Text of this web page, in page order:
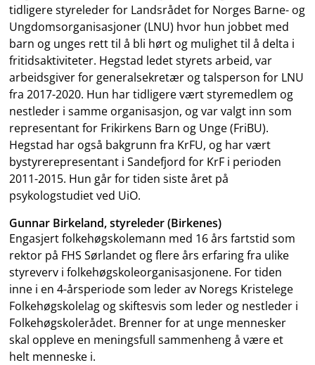
tidligere styreleder for Landsrådet for Norges Barne- og
Ungdomsorganisasjoner (LNU) hvor hun jobbet med
barn og unges rett til å bli hørt og mulighet til å delta i
fritidsaktiviteter. Hegstad ledet styrets arbeid, var
arbeidsgiver for generalsekretær og talsperson for LNU
fra 2017-2020. Hun har tidligere vært styremedlem og
nestleder i samme organisasjon, og var valgt inn som
representant for Frikirkens Barn og Unge (FriBU).
Hegstad har også bakgrunn fra KrFU, og har vært
bystyrerepresentant i Sandefjord for KrF i perioden
2011-2015. Hun går for tiden siste året på
psykologstudiet ved UiO.
Gunnar Birkeland, styreleder (Birkenes)
Engasjert folkehøgskolemann med 16 års fartstid som
rektor på FHS Sørlandet og flere års erfaring fra ulike
styreverv i folkehøgskoleorganisasjonene. For tiden
inne i en 4-årsperiode som leder av Noregs Kristelege
Folkehøgskolelag og skiftesvis som leder og nestleder i
Folkehøgskolerådet. Brenner for at unge mennesker
skal oppleve en meningsfull sammenheng å være et
helt menneske i.